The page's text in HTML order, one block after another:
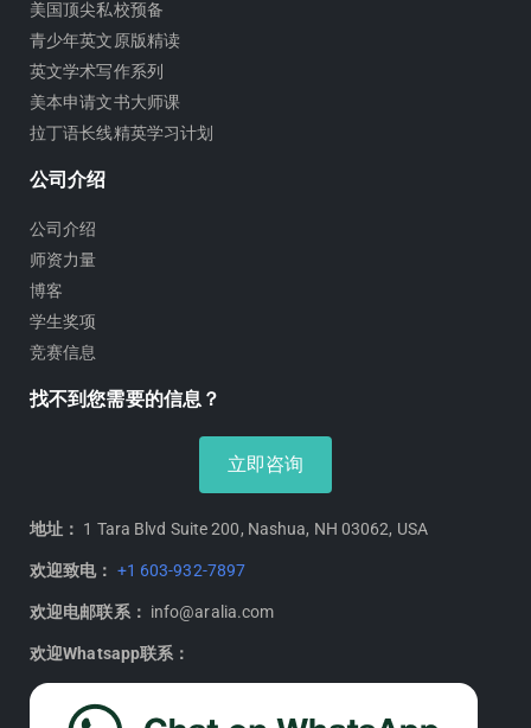
美国顶尖私校预备
青少年英文原版精读
英文学术写作系列
美本申请文书大师课
拉丁语长线精英学习计划
公司介绍
公司介绍
师资力量
博客
学生奖项
竞赛信息
找不到您需要的信息？
立即咨询
地址： 1 Tara Blvd Suite 200, Nashua, NH 03062, USA
欢迎致电： +1 603-932-7897
欢迎电邮联系： info@aralia.com
欢迎Whatsapp联系：